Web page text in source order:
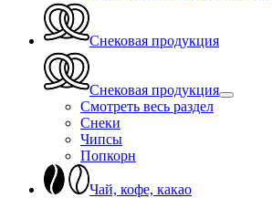
Снековая продукция
Снековая продукция
Смотреть весь раздел
Снеки
Чипсы
Попкорн
Чай, кофе, какао